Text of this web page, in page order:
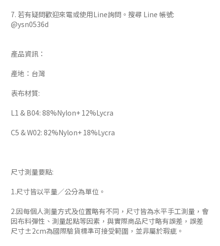
7. 若有疑問歡迎來電或使用Line詢問。搜尋 Line 帳號:
@ysn0536d
產品資訊：
產地：台灣
表布材質:
L1 & B04: 88%Nylon+ 12%Lycra
C5 & W02: 82%Nylon+ 18%Lycra
尺寸測量要點:
1.尺寸皆以平量／公分為單位。
2.因每個人測量方式及位置略有不同，尺寸皆為水平手工測量，會
因布料彈性、測量起點等因素，與實際商品尺寸略有誤差，誤差
尺寸±2cm為國際驗貨標準可接受範圍，並非屬於瑕疵。